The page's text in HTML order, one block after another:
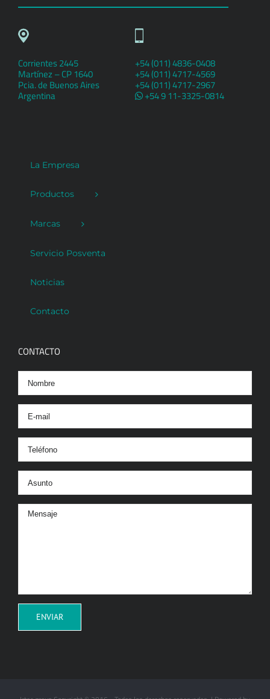
Corrientes 2445
Martínez – CP 1640
Pcia. de Buenos Aires
Argentina
+54 (011) 4836-0408
+54 (011) 4717-4569
+54 (011) 4717-2967
+54 9 11-3325-0814
La Empresa
Productos
Marcas
Servicio Posventa
Noticias
Contacto
CONTACTO